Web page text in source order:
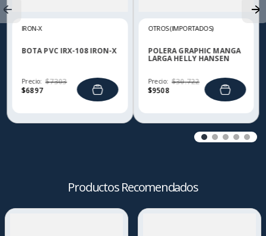
IRON-X
BOTA PVC IRX-108 IRON-X
Precio:
$6897
$7303
OTROS (IMPORTADOS)
POLERA GRAPHIC MANGA
LARGA HELLY HANSEN
Precio:
$9508
$30.722
Productos Recomendados